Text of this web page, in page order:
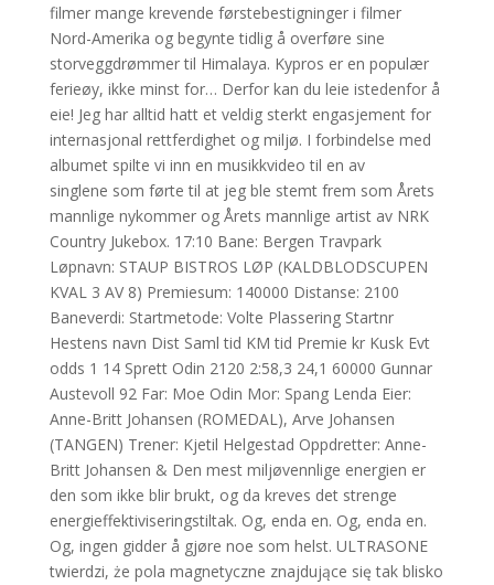
filmer mange krevende førstebestigninger i filmer
Nord-Amerika og begynte tidlig å overføre sine
storveggdrømmer til Himalaya. Kypros er en populær
ferieøy, ikke minst for… Derfor kan du leie istedenfor å
eie! Jeg har alltid hatt et veldig sterkt engasjement for
internasjonal rettferdighet og miljø. I forbindelse med
albumet spilte vi inn en musikkvideo til en av
singlene som førte til at jeg ble stemt frem som Årets
mannlige nykommer og Årets mannlige artist av NRK
Country Jukebox. 17:10 Bane: Bergen Travpark
Løpnavn: STAUP BISTROS LØP (KALDBLODSCUPEN
KVAL 3 AV 8) Premiesum: 140000 Distanse: 2100
Baneverdi: Startmetode: Volte Plassering Startnr
Hestens navn Dist Saml tid KM tid Premie kr Kusk Evt
odds 1 14 Sprett Odin 2120 2:58,3 24,1 60000 Gunnar
Austevoll 92 Far: Moe Odin Mor: Spang Lenda Eier:
Anne-Britt Johansen (ROMEDAL), Arve Johansen
(TANGEN) Trener: Kjetil Helgestad Oppdretter: Anne-
Britt Johansen & Den mest miljøvennlige energien er
den som ikke blir brukt, og da kreves det strenge
energieffektiviseringstiltak. Og, enda en. Og, enda en.
Og, ingen gidder å gjøre noe som helst. ULTRASONE
twierdzi, że pola magnetyczne znajdujące się tak blisko